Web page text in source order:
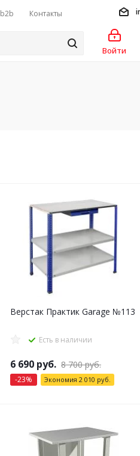
b2b Контакты
Войти
Верстак Практик Garage №113
Есть в наличии
6 690 руб. 8 700руб.
-23% Экономия 2 010 руб.